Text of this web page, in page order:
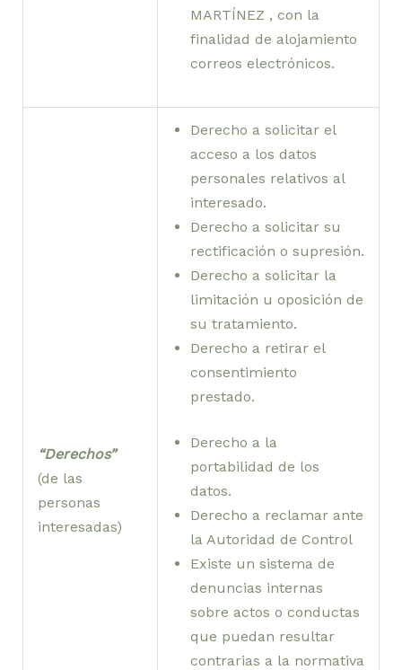
MARTÍNEZ , con la
finalidad de alojamiento
correos electrónicos.
“Derechos”
(de las
personas
interesadas)
Derecho a solicitar el
acceso a los datos
personales relativos al
interesado.
Derecho a solicitar su
rectificación o supresión.
Derecho a solicitar la
limitación u oposición de
su tratamiento.
Derecho a retirar el
consentimiento
prestado.
Derecho a la
portabilidad de los
datos.
Derecho a reclamar ante
la Autoridad de Control
Existe un sistema de
denuncias internas
sobre actos o conductas
que puedan resultar
contrarias a la normativa